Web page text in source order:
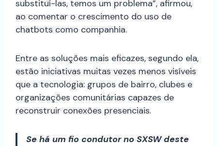
substituí-las, temos um problema”, afirmou,
ao comentar o crescimento do uso de
chatbots como companhia.
Entre as soluções mais eficazes, segundo ela,
estão iniciativas muitas vezes menos visíveis
que a tecnologia: grupos de bairro, clubes e
organizações comunitárias capazes de
reconstruir conexões presenciais.
Se há um fio condutor no SXSW deste